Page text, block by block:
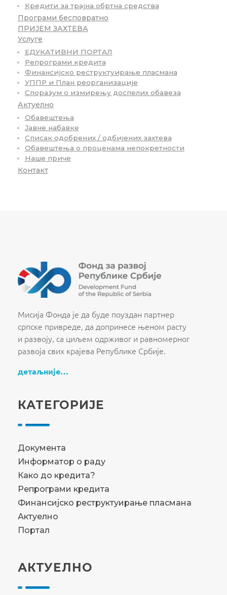
Кредити за трајна обртна средства
Програми бесповратно
ПРИЈЕМ ЗАХТЕВА
Услуге
ЕДУКАТИВНИ ПОРТАЛ
Репрограми кредита
Финансијско реструктуирање пласмана
УППР и План реорганизације
Споразум о измирењу доспелих обавеза
Актуелно
Обавештења
Јавне набавке
Списак одобрених / одбијених захтева
Обавештења о проценама непокретности
Наше приче
Контакт
Мисија Фонда је да буде поуздан партнер
српске привреде, да допринесе њеном расту
и развоју, са циљем одрживог и равномерног
развоја свих крајева Републике Србије.
детаљније…
КАТЕГОРИЈЕ
Документа
Информатор о раду
Како до кредита?
Репрограми кредита
Финансијско реструктуирање пласмана
Актуелно
Портал
АКТУЕЛНО